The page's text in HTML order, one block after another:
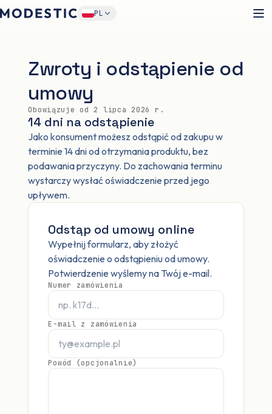
PL
Zwroty i odstąpienie od
umowy
Obowiązuje od2 lipca 2026 r.
14 dni na odstąpienie
Jako konsument możesz odstąpić od zakupu w
terminie 14 dni od otrzymania produktu, bez
podawania przyczyny. Do zachowania terminu
wystarczy wysłać oświadczenie przed jego
upływem.
Odstąp od umowy online
Wypełnij formularz, aby złożyć
oświadczenie o odstąpieniu od umowy.
Potwierdzenie wyślemy na Twój e-mail.
Numer zamówienia
E-mail z zamówienia
Powód (opcjonalnie)